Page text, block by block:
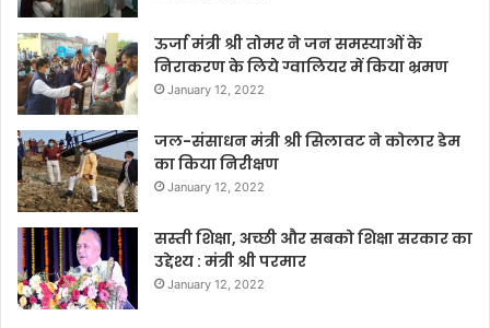
ऊर्जा मंत्री श्री तोमर ने जन समस्याओं के
निराकरण के लिये ग्वालियर में किया भ्रमण
January 12, 2022
जल-संसाधन मंत्री श्री सिलावट ने कोलार डेम
का किया निरीक्षण
January 12, 2022
सस्ती शिक्षा, अच्छी और सबको शिक्षा सरकार का
उद्देश्य : मंत्री श्री परमार
January 12, 2022